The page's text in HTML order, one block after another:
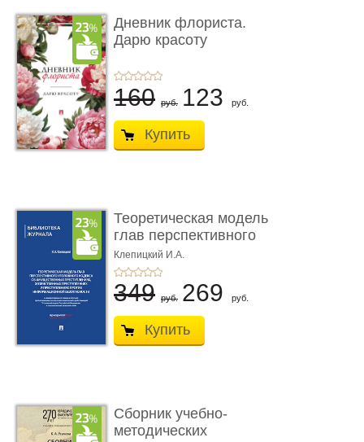
Дневник флориста.
Дарю красоту
160 руб. 123 руб.
Купить
Теоретическая модель
глав перспективного
УК о ...
Клепицкий И.А.
349 руб. 269 руб.
Купить
Сборник учебно-
методических